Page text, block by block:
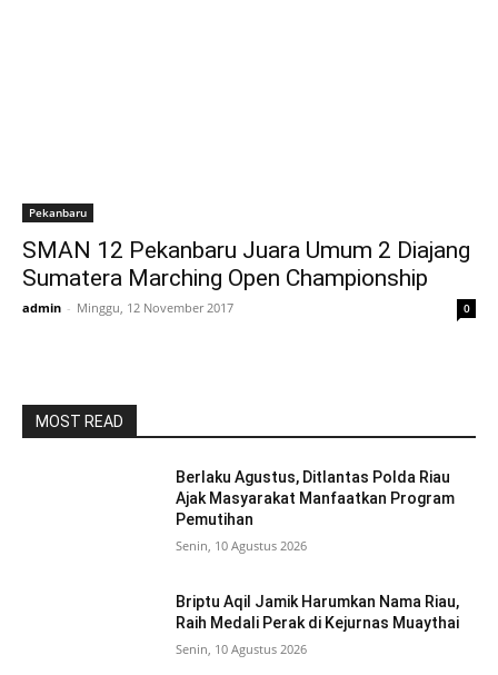
Pekanbaru
SMAN 12 Pekanbaru Juara Umum 2 Diajang
Sumatera Marching Open Championship
admin - Minggu, 12 November 2017 0
MOST READ
Berlaku Agustus, Ditlantas Polda Riau
Ajak Masyarakat Manfaatkan Program
Pemutihan
Senin, 10 Agustus 2026
Briptu Aqil Jamik Harumkan Nama Riau,
Raih Medali Perak di Kejurnas Muaythai
Senin, 10 Agustus 2026